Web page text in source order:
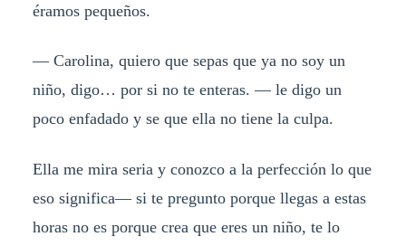
éramos pequeños.
— Carolina, quiero que sepas que ya no soy un
niño, digo… por si no te enteras. — le digo un
poco enfadado y se que ella no tiene la culpa.
Ella me mira seria y conozco a la perfección lo que
eso significa— si te pregunto porque llegas a estas
horas no es porque crea que eres un niño, te lo